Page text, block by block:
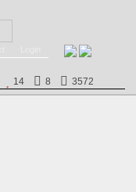
14 8 3572